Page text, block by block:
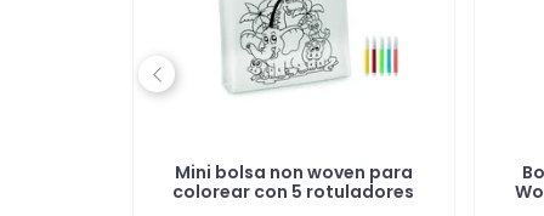
Mini bolsa non woven para
colorear con 5 rotuladores
Previous